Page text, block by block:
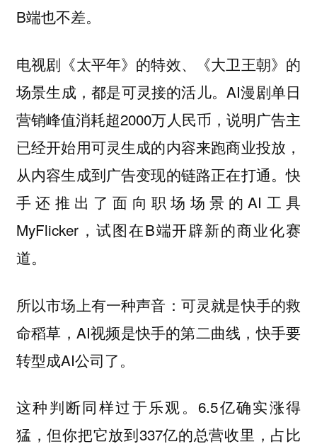
B端也不差。
电视剧《太平年》的特效、《大卫王朝》的
场景生成，都是可灵接的活儿。AI漫剧单日
营销峰值消耗超2000万人民币，说明广告主
已经开始用可灵生成的内容来跑商业投放，
从内容生成到广告变现的链路正在打通。快
手还推出了面向职场场景的AI工具
MyFlicker，试图在B端开辟新的商业化赛
道。
所以市场上有一种声音：可灵就是快手的救
命稻草，AI视频是快手的第二曲线，快手要
转型成AI公司了。
这种判断同样过于乐观。6.5亿确实涨得
猛，但你把它放到337亿的总营收里，占比